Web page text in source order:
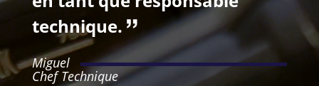
technique.
Miguel
Chef Technique